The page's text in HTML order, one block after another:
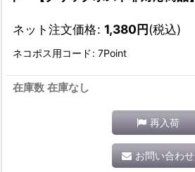
ネット注文価格: 1,380円(税込)
ネコポス用コード : 7Point
在庫数 在庫なし
再入荷
お問い合わせ